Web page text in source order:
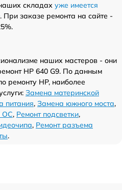
складах уже имеется
. При заказе ремонта на сайте -
наших мастеров - они
HP 640 G9. По данным
ремонту HP, наиболее
Замена материнской
питания, Замена южного моста,
ОС, Ремонт подсветки,
, Ремонт разъема
.